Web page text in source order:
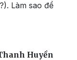
Làm sao để
Huyền